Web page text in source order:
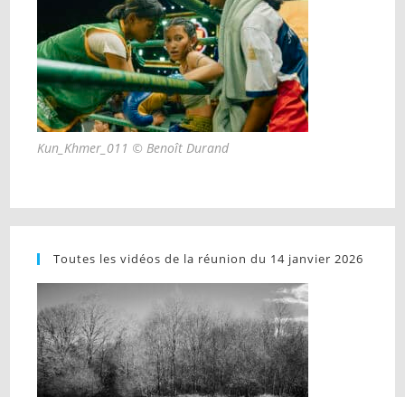
Kun_Khmer_011 © Benoît Durand
Toutes les vidéos de la réunion du 14 janvier 2026